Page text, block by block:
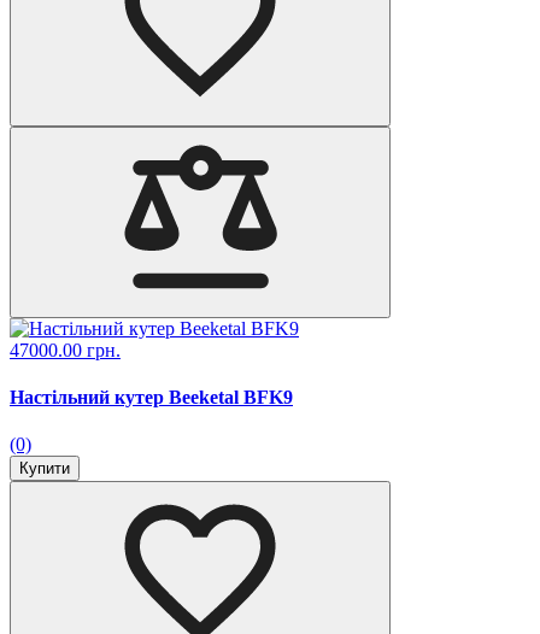
47000.00 грн.
Настільний кутер Beeketal BFK9
(0)
Купити